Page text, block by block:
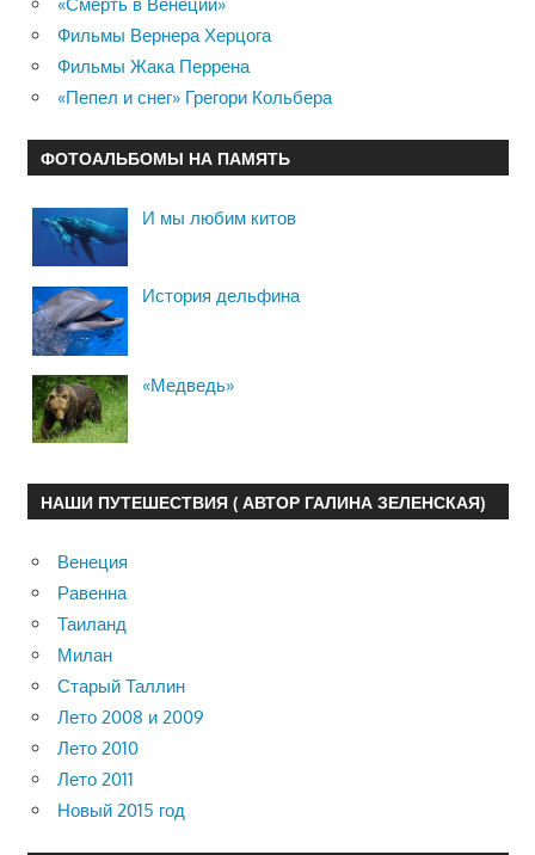
Фильмы Вернера Херцога
Фильмы Жака Перрена
«Пепел и снег» Грегори Кольбера
ФОТОАЛЬБОМЫ НА ПАМЯТЬ
И мы любим китов
История дельфина
«Медведь»
НАШИ ПУТЕШЕСТВИЯ ( АВТОР ГАЛИНА ЗЕЛЕНСКАЯ)
Венеция
Равенна
Таиланд
Милан
Старый Таллин
Лето 2008 и 2009
Лето 2010
Лето 2011
Новый 2015 год